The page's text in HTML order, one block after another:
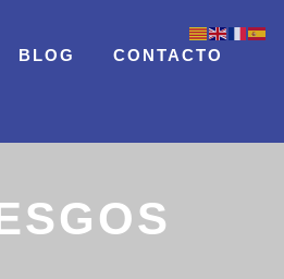
BLOG CONTACTO